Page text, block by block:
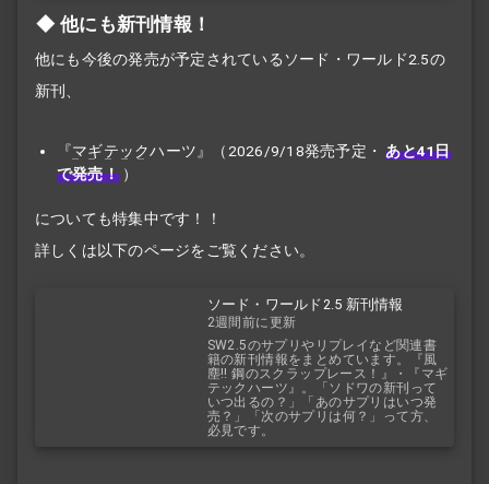
他にも新刊情報！
他にも今後の発売が予定されているソード・ワールド2.5の
新刊、
『マギテックハーツ』（2026/9/18発売予定・ あと41日
で発売！ ）
についても特集中です！！
詳しくは以下のページをご覧ください。
ソード・ワールド2.5 新刊情報
2週間前に更新
SW2.5のサプリやリプレイなど関連書
籍の新刊情報をまとめています。『風
塵!! 鋼のスクラップレース！』・『マギ
テックハーツ』。「ソドワの新刊って
いつ出るの？」「あのサプリはいつ発
売？」「次のサプリは何？」って方、
必見です。